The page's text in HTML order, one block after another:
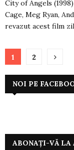
City of Angels
Cage, Meg Ryan,
revazut acest film
Paginație
articole
1 2
NOI PE
ABONAȚI-VĂ LA